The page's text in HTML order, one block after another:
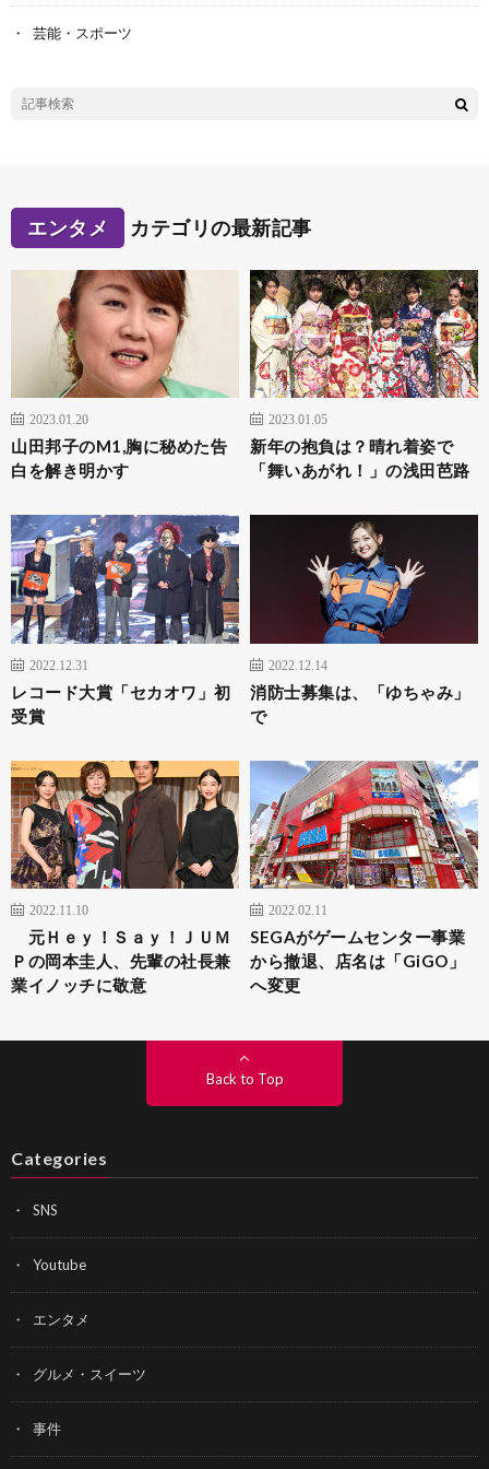
芸能・スポーツ
エンタメ カテゴリの最新記事
2023.01.20
山田邦子のM1,胸に秘めた告
白を解き明かす
2023.01.05
新年の抱負は？晴れ着姿で
「舞いあがれ！」の浅田芭路
2022.12.31
レコード大賞「セカオワ」初
受賞
2022.12.14
消防士募集は、「ゆちゃみ」
で
2022.11.10
元Ｈｅｙ！Ｓａｙ！ＪＵＭ
Ｐの岡本圭人、先輩の社長兼
業イノッチに敬意
2022.02.11
SEGAがゲームセンター事業
から撤退、店名は「GiGO」
へ変更
Back to Top
Categories
SNS
Youtube
エンタメ
グルメ・スイーツ
事件